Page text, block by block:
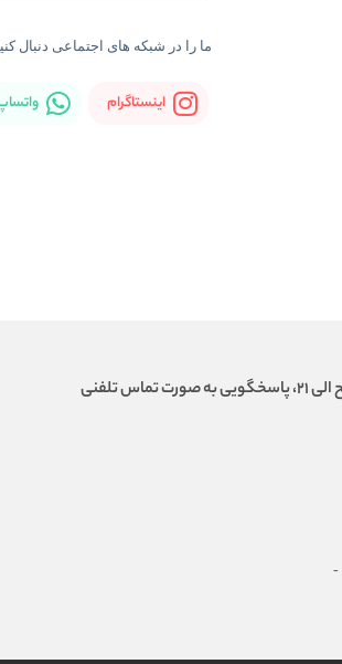
ما را در شبكه های اجتماعی دنبال
اینستاگرام
-